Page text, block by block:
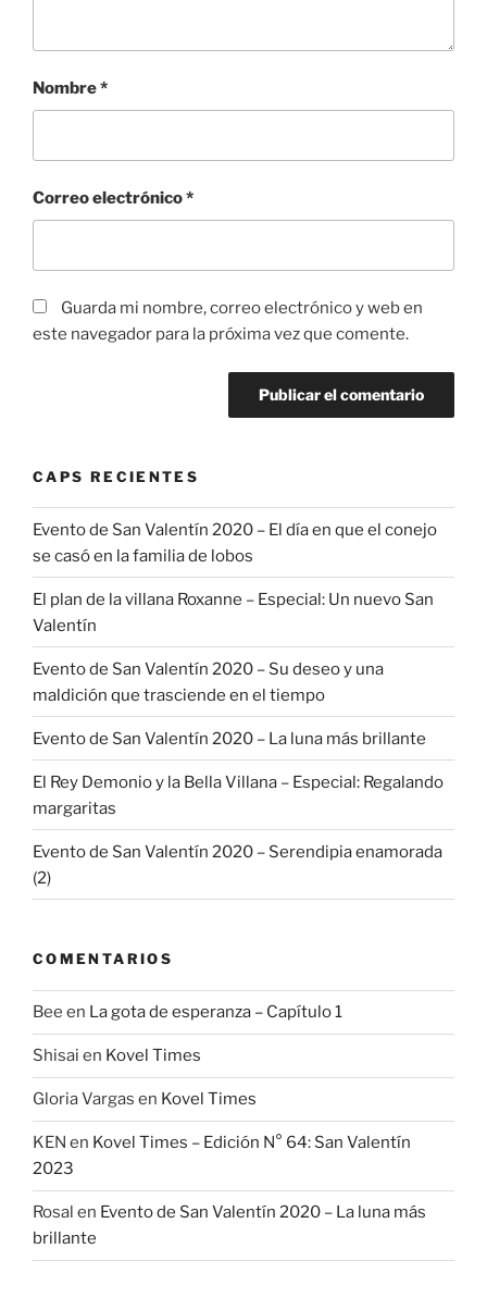
Nombre*
Correo electrónico*
Guarda mi nombre, correo electrónico y web en
este navegador para la próxima vez que comente.
CAPS RECIENTES
Evento de San Valentín 2020 – El día en que el conejo
se casó en la familia de lobos
El plan de la villana Roxanne – Especial: Un nuevo San
Valentín
Evento de San Valentín 2020 – Su deseo y una
maldición que trasciende en el tiempo
Evento de San Valentín 2020 – La luna más brillante
El Rey Demonio y la Bella Villana – Especial: Regalando
margaritas
Evento de San Valentín 2020 – Serendipia enamorada
(2)
COMENTARIOS
Bee en La gota de esperanza – Capítulo 1
Shisai en Kovel Times
Gloria Vargas en Kovel Times
KEN en Kovel Times – Edición N° 64: San Valentín
2023
Rosal en Evento de San Valentín 2020 – La luna más
brillante